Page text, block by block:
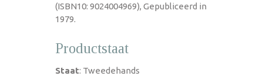
(ISBN10: 9024004969), Gepubliceerd in
1979.
Productstaat
Staat: Tweedehands